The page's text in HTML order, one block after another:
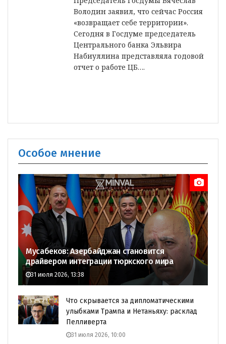
Володин заявил, что сейчас Россия
«возвращает себе территории».
Сегодня в Госдуме председатель
Центрального банка Эльвира
Набиуллина представляла годовой
отчет о работе ЦБ….
Особое мнение
Мусабеков: Азербайджан становится
драйвером интеграции тюркского мира
31 июля 2026, 13:38
Что скрывается за дипломатическими
улыбками Трампа и Нетаньяху: расклад
Пелливерта
31 июля 2026, 10:00